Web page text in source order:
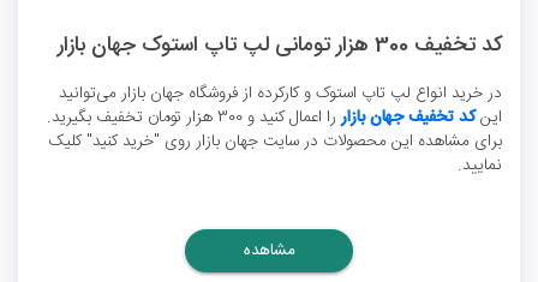
کد تخفیف 300 هزار تومانی لپ تاپ استوک جهان بازار
در خرید انواع لپ تاپ استوک و کارکرده از فروشگاه جهان بازار می‌توانید
اینکد تخفیف جهان بازار
را اعمال کنید و 300 هزار تومان تخفیف بگیرید.
برای مشاهده این محصولات در سایت جهان بازار روی "خرید کنید" کلیک
نمایید.
مشاهده